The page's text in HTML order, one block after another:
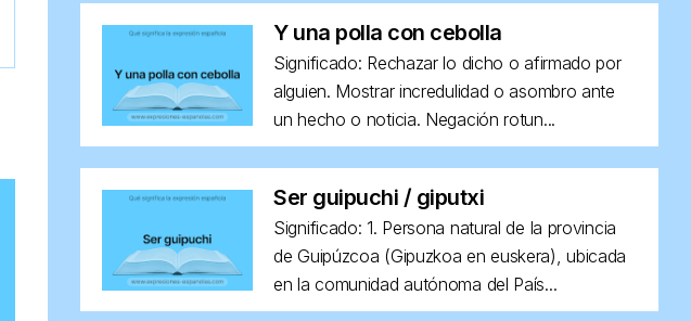
Y una polla con cebolla
Significado: Rechazar lo dicho o afirmado por
alguien. Mostrar incredulidad o asombro ante
un hecho o noticia. Negación rotun...
Ser guipuchi / giputxi
Significado: 1. Persona natural de la provincia
de Guipúzcoa (Gipuzkoa en euskera), ubicada
en la comunidad autónoma del País...